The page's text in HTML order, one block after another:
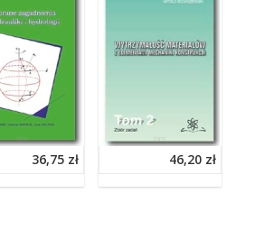
36,75 zł 46,20 zł